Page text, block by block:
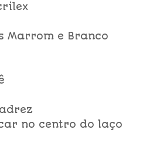
Marrom e Branco
no centro do laço